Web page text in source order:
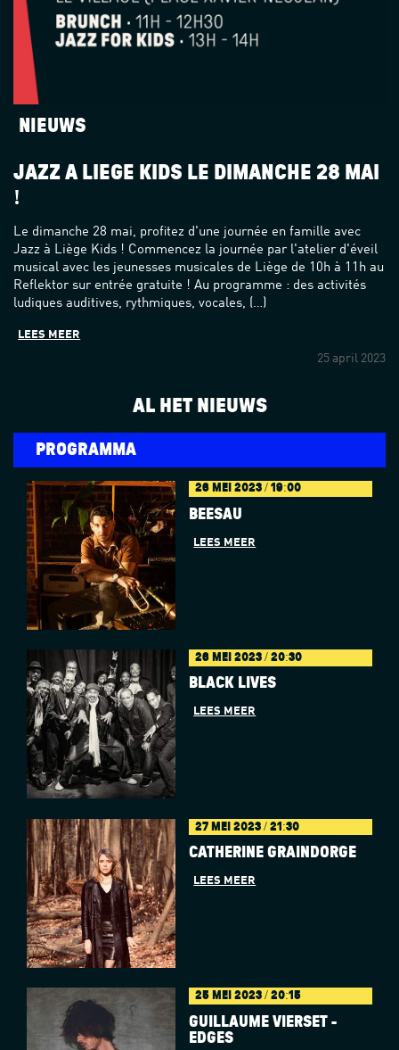
NIEUWS
JAZZ À LIÈGE KIDS LE DIMANCHE 28 MAI
!
Le dimanche 28 mai, profitez d'une journée en famille avec
Jazz à Liège Kids ! Commencez la journée par l'atelier d'éveil
musical avec les jeunesses musicales de Liège de 10h à 11h au
Reflektor sur entrée gratuite ! Au programme : des activités
ludiques auditives, rythmiques, vocales, (…)
LEES MEER
25 april 2023
AL HET NIEUWS
PROGRAMMA
26 MEI 2023 / 19:00
BÉESAU
LEES MEER
26 MEI 2023 / 20:30
BLACK LIVES
LEES MEER
27 MEI 2023 / 21:30
CATHERINE GRAINDORGE
LEES MEER
25 MEI 2023 / 20:15
GUILLAUME VIERSET -
EDGES